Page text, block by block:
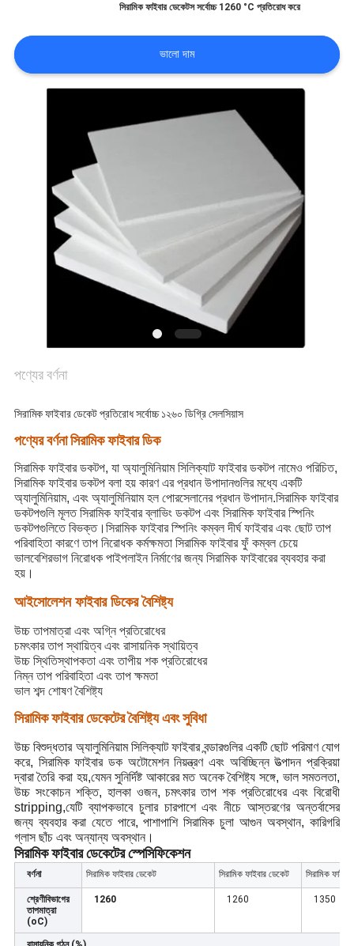
খবর
গোপনীয়তা
সিরামিক ফাইবার ডেকেটস সর্বোচ্চ 1260 °C প্রতিরোধ করে
ভালো দাম
পণ্যের বর্ণনা
সিরামিক ফাইবার ডেকেট প্রতিরোধ সর্বোচ্চ ১২৬০ ডিগ্রি সেলসিয়াস
পণ্যের বর্ণনা সিরামিক ফাইবার ডিক
সিরামিক ফাইবার ডকটপ, যা অ্যালুমিনিয়াম সিলিক্যাট ফাইবার ডকটপ নামেও পরিচিত,
সিরামিক ফাইবার ডকটপ বলা হয় কারণ এর প্রধান উপাদানগুলির মধ্যে একটি
অ্যালুমিনিয়াম, এবং অ্যালুমিনিয়াম হল পোরসেলানের প্রধান উপাদান.সিরামিক ফাইবার
ডকটপগুলি মূলত সিরামিক ফাইবার ব্লাভিং ডকটপ এবং সিরামিক ফাইবার স্পিনিং
ডকটপগুলিতে বিভক্ত।সিরামিক ফাইবার স্পিনিং কম্বল দীর্ঘ ফাইবার এবং ছোট তাপ
পরিবাহিতা কারণে তাপ নিরোধক কর্মক্ষমতা সিরামিক ফাইবার ফুঁ কম্বল চেয়ে
ভালবেশিরভাগ নিরোধক পাইপলাইন নির্মাণের জন্য সিরামিক ফাইবারের ব্যবহার করা
হয়।
আইসোলেশন ফাইবার ডিকের বৈশিষ্ট্য
উচ্চ তাপমাত্রা এবং অগ্নি প্রতিরোধের
চমৎকার তাপ স্থায়িত্ব এবং রাসায়নিক স্থায়িত্ব
উচ্চ স্থিতিস্থাপকতা এবং তাপীয় শক প্রতিরোধের
নিম্ন তাপ পরিবাহিতা এবং তাপ ক্ষমতা
ভাল শব্দ শোষণ বৈশিষ্ট্য
সিরামিক ফাইবার ডেকেটের বৈশিষ্ট্য এবং সুবিধা
উচ্চ বিশুদ্ধতার অ্যালুমিনিয়াম সিলিক্যাট ফাইবার বন্ডারগুলির একটি ছোট পরিমাণ যোগ
করে, সিরামিক ফাইবার ডক অটোমেশন নিয়ন্ত্রণ এবং অবিচ্ছিন্ন উত্পাদন প্রক্রিয়া
দ্বারা তৈরি করা হয়,যেমন সুনির্দিষ্ট আকারের মত অনেক বৈশিষ্ট্য সঙ্গে, ভাল সমতলতা,
উচ্চ সংকোচন শক্তি, হালকা ওজন, চমৎকার তাপ শক প্রতিরোধের এবং বিরোধী
stripping,যেটি ব্যাপকভাবে চুলার চারপাশে এবং নীচে আস্তরণের অন্তর্বাসের
জন্য ব্যবহার করা যেতে পারে, পাশাপাশি সিরামিক চুলা আগুন অবস্থান, কারিগরি
গ্লাস ছাঁচ এবং অন্যান্য অবস্থান।
সিরামিক ফাইবার ডেকেটের স্পেসিফিকেশন
বর্ণনা সিরামিক ফাইবার ডেকেট সিরামিক ফাইবার ডেকেট সিরামিক
শ্রেণীবিভাগের
তাপমাত্রা
(oC)
1260 1260 1350